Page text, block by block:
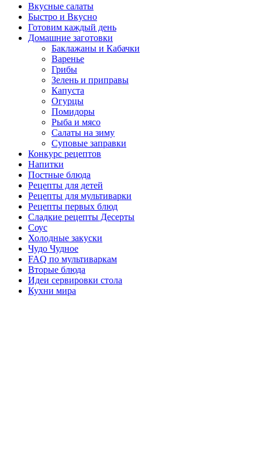
Вкусные салаты
Быстро и Вкусно
Готовим каждый день
Домашние заготовки
Баклажаны и Кабачки
Варенье
Грибы
Зелень и приправы
Капуста
Огурцы
Помидоры
Рыба и мясо
Салаты на зиму
Суповые заправки
Конкурс рецептов
Напитки
Постные блюда
Рецепты для детей
Рецепты для мультиварки
Рецепты первых блюд
Сладкие рецепты Десерты
Соус
Холодные закуски
Чудо Чудное
FAQ по мультиваркам
Вторые блюда
Идеи сервировки стола
Кухни мира